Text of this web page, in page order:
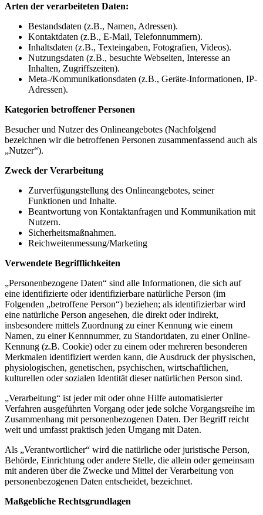
Arten der verarbeiteten Daten:
Bestandsdaten (z.B., Namen, Adressen).
Kontaktdaten (z.B., E-Mail, Telefonnummern).
Inhaltsdaten (z.B., Texteingaben, Fotografien, Videos).
Nutzungsdaten (z.B., besuchte Webseiten, Interesse an
Inhalten, Zugriffszeiten).
Meta-/Kommunikationsdaten (z.B., Geräte-Informationen, IP-
Adressen).
Kategorien betroffener Personen
Besucher und Nutzer des Onlineangebotes (Nachfolgend
bezeichnen wir die betroffenen Personen zusammenfassend auch als
„Nutzer“).
Zweck der Verarbeitung
Zurverfügungstellung des Onlineangebotes, seiner
Funktionen und Inhalte.
Beantwortung von Kontaktanfragen und Kommunikation mit
Nutzern.
Sicherheitsmaßnahmen.
Reichweitenmessung/Marketing
Verwendete Begrifflichkeiten
„Personenbezogene Daten“ sind alle Informationen, die sich auf
eine identifizierte oder identifizierbare natürliche Person (im
Folgenden „betroffene Person“) beziehen; als identifizierbar wird
eine natürliche Person angesehen, die direkt oder indirekt,
insbesondere mittels Zuordnung zu einer Kennung wie einem
Namen, zu einer Kennnummer, zu Standortdaten, zu einer Online-
Kennung (z.B. Cookie) oder zu einem oder mehreren besonderen
Merkmalen identifiziert werden kann, die Ausdruck der physischen,
physiologischen, genetischen, psychischen, wirtschaftlichen,
kulturellen oder sozialen Identität dieser natürlichen Person sind.
„Verarbeitung“ ist jeder mit oder ohne Hilfe automatisierter
Verfahren ausgeführten Vorgang oder jede solche Vorgangsreihe im
Zusammenhang mit personenbezogenen Daten. Der Begriff reicht
weit und umfasst praktisch jeden Umgang mit Daten.
Als „Verantwortlicher“ wird die natürliche oder juristische Person,
Behörde, Einrichtung oder andere Stelle, die allein oder gemeinsam
mit anderen über die Zwecke und Mittel der Verarbeitung von
personenbezogenen Daten entscheidet, bezeichnet.
Maßgebliche Rechtsgrundlagen